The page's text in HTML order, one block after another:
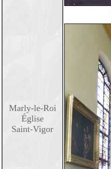
Marly-le-Roi
Église
Saint-Vigor